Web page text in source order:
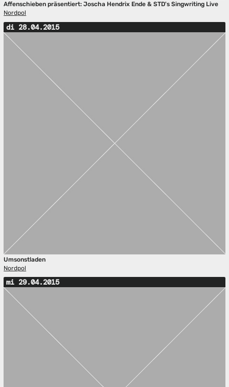
Affenschieben präsentiert: Joscha Hendrix Ende & STD's Singwriting Live
Nordpol
di 28.04.2015
Umsonstladen
Nordpol
mi 29.04.2015